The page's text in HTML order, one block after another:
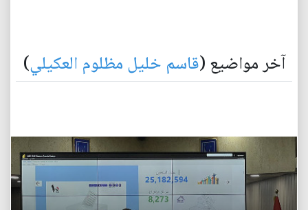
آخر مواضيع (قاسم خليل مظلوم العكيلي)